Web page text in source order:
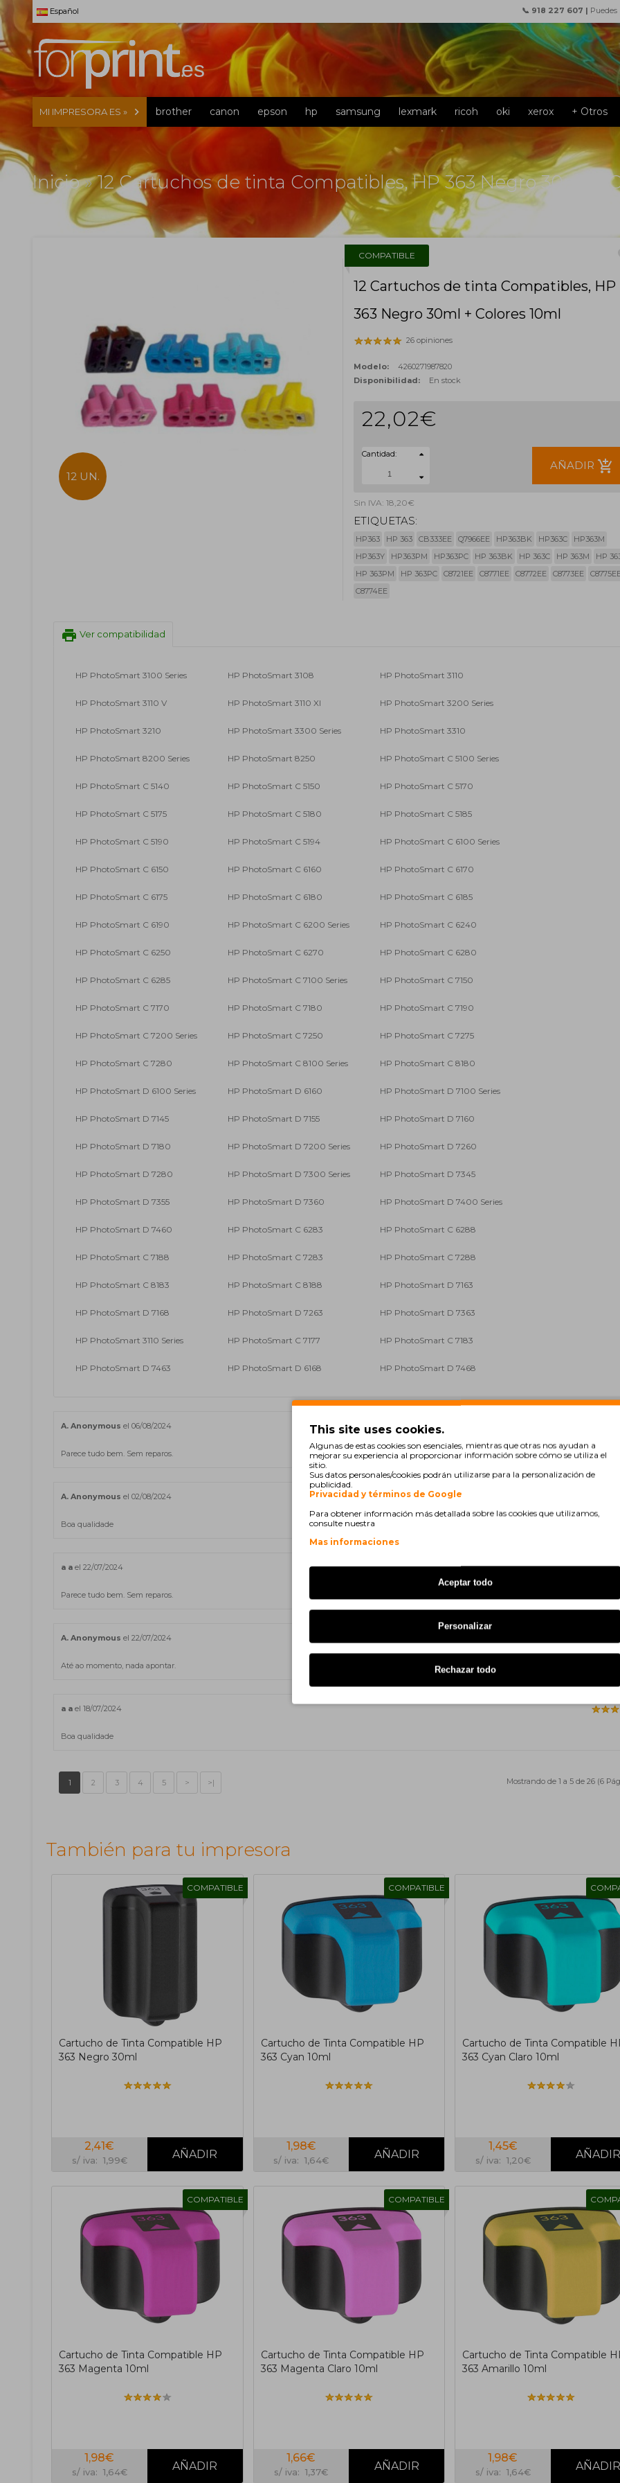
Español 📞 918 227 607 | Puedes
MI IMPRESORA ES » brother canon epson hp samsung lexmark ricoh oki xerox + Otros
Inicio»12 Cartuchos de tinta Compatibles, HP 363 Negro 30ml +
COMPATIBLE
12 UN.
12 Cartuchos de tinta Compatibles, HP
363 Negro 30ml + Colores 10ml
26 opiniones
Modelo:
4260271987820
Disponibilidad:
En stock
22,02€
Cantidad:
AÑADIR add_shopping_cart
Sin IVA: 18,20€
ETIQUETAS:
HP363 HP 363 CB333EE Q7966EE HP363BK HP363C
HP363M
HP363Y
HP363PM HP363PC HP 363BK HP 363C HP 363M
HP
HP 363PM
HP 363PC C8721EE C8771EE C8772EE C8773EE
C8774EE
print Ver compatibilidad
HP PhotoSmart 3100 Series HP PhotoSmart 3108 HP PhotoSmart 3110
HP PhotoSmart 3110 V HP PhotoSmart 3110 XI HP PhotoSmart 3200 Series
HP PhotoSmart 3210 HP PhotoSmart 3300 Series HP PhotoSmart 3310
HP PhotoSmart 8200 Series HP PhotoSmart 8250 HP PhotoSmart C 5100 Series
HP PhotoSmart C 5140 HP PhotoSmart C 5150 HP PhotoSmart C 5170
HP PhotoSmart C 5175 HP PhotoSmart C 5180 HP PhotoSmart C 5185
HP PhotoSmart C 5190 HP PhotoSmart C 5194 HP PhotoSmart C 6100 Series
HP PhotoSmart C 6150 HP PhotoSmart C 6160 HP PhotoSmart C 6170
HP PhotoSmart C 6175 HP PhotoSmart C 6180 HP PhotoSmart C 6185
HP PhotoSmart C 6190 HP PhotoSmart C 6200 Series HP PhotoSmart C 6240
HP PhotoSmart C 6250 HP PhotoSmart C 6270 HP PhotoSmart C 6280
HP PhotoSmart C 6285 HP PhotoSmart C 7100 Series HP PhotoSmart C 7150
HP PhotoSmart C 7170 HP PhotoSmart C 7180 HP PhotoSmart C 7190
HP PhotoSmart C 7200 Series HP PhotoSmart C 7250 HP PhotoSmart C 7275
HP PhotoSmart C 7280 HP PhotoSmart C 8100 Series HP PhotoSmart C 8180
HP PhotoSmart D 6100 Series HP PhotoSmart D 6160 HP PhotoSmart D 7100 Series
HP PhotoSmart D 7145 HP PhotoSmart D 7155 HP PhotoSmart D 7160
HP PhotoSmart D 7180 HP PhotoSmart D 7200 Series HP PhotoSmart D 7260
HP PhotoSmart D 7280 HP PhotoSmart D 7300 Series HP PhotoSmart D 7345
HP PhotoSmart D 7355 HP PhotoSmart D 7360 HP PhotoSmart D 7400 Series
HP PhotoSmart D 7460 HP PhotoSmart C 6283 HP PhotoSmart C 6288
HP PhotoSmart C 7188 HP PhotoSmart C 7283 HP PhotoSmart C 7288
HP PhotoSmart C 8183 HP PhotoSmart C 8188 HP PhotoSmart D 7163
HP PhotoSmart D 7168 HP PhotoSmart D 7263 HP PhotoSmart D 7363
HP PhotoSmart 3110 Series HP PhotoSmart C 7177 HP PhotoSmart C 7183
HP PhotoSmart D 7463 HP PhotoSmart D 6168 HP PhotoSmart D 7468
A. Anonymous el 06/08/2024
Parece tudo bem. Sem reparos.
A. Anonymous el 02/08/2024
Boa qualidade
a a el 22/07/2024
Parece tudo bem. Sem reparos.
A. Anonymous el 22/07/2024
Até ao momento, nada apontar.
a a el 18/07/2024
Boa qualidade
1 2 3 4 5 > >| Mostrando de 1 a 5 de 26 (6
También para tu impresora
COMPATIBLE
Cartucho de Tinta Compatible HP
363 Negro 30ml
2,41€
s/ iva: 1,99€
COMPATIBLE
Cartucho de Tinta Compatible HP
363 Cyan 10ml
1,98€
s/ iva: 1,64€
Cartucho de Tinta Compatible
363 Cyan Claro 10ml
1,45€
s/ iva: 1,20€
COMPATIBLE
Cartucho de Tinta Compatible HP
363 Magenta 10ml
1,98€
s/ iva: 1,64€
COMPATIBLE
Cartucho de Tinta Compatible HP
363 Magenta Claro 10ml
1,66€
s/ iva: 1,37€
Cartucho de Tinta Compatible
363 Amarillo 10ml
1,98€
s/ iva: 1,64€
This site uses cookies.
Algunas de estas cookies son esenciales, mientras que otras nos ayudan a
mejorar su experiencia al proporcionar información sobre cómo se utiliza el
sitio.
Sus datos personales/cookies podrán utilizarse para la personalización de
publicidad.
Privacidad y términos de Google
Para obtener información más detallada sobre las cookies que utilizamos,
consulte nuestra
Mas informaciones
Aceptar todo
Personalizar
Rechazar todo